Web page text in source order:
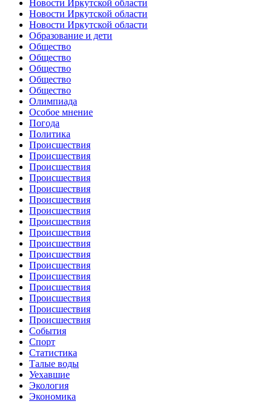
Новости Иркутской области
Новости Иркутской области
Новости Иркутской области
Образование и дети
Общество
Общество
Общество
Общество
Общество
Олимпиада
Особое мнение
Погода
Политика
Происшествия
Происшествия
Происшествия
Происшествия
Происшествия
Происшествия
Происшествия
Происшествия
Происшествия
Происшествия
Происшествия
Происшествия
Происшествия
Происшествия
Происшествия
Происшествия
Происшествия
События
Спорт
Статистика
Талые воды
Уехавшие
Экология
Экономика